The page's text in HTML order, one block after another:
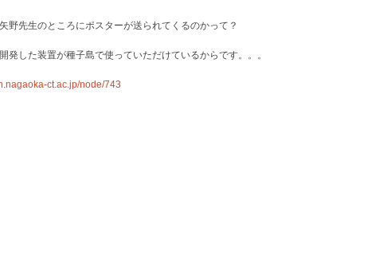
野先生のところにポスターが送られてくるのかって？
発した装置が種子島で使っていただけているからです。。。
ct.ac.jp/node/743